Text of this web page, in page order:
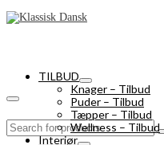
Search
for:
TILBUD
Knager – Tilbud
Puder – Tilbud
Tæpper – Tilbud
Wellness – Tilbud
Interiør